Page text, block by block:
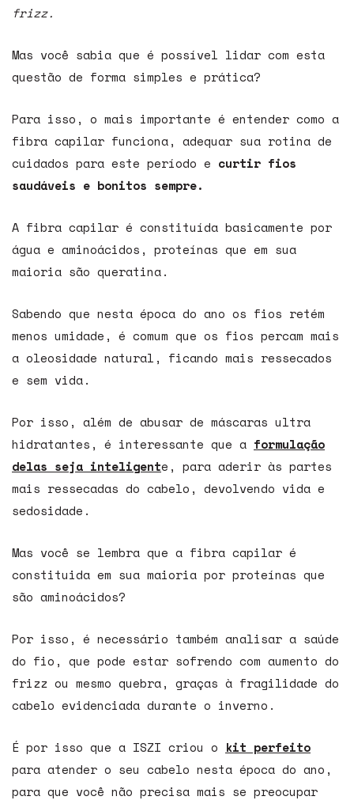
frizz.
Mas você sabia que é possível lidar com esta
questão de forma simples e prática?
Para isso, o mais importante é entender como a
fibra capilar funciona, adequar sua rotina de
cuidados para este período e curtir fios
saudáveis e bonitos sempre.
A fibra capilar é constituída basicamente por
água e aminoácidos, proteínas que em sua
maioria são queratina.
Sabendo que nesta época do ano os fios retém
menos umidade, é comum que os fios percam mais
a oleosidade natural, ficando mais ressecados
e sem vida.
Por isso, além de abusar de máscaras ultra
hidratantes, é interessante que a formulação
delas seja inteligente, para aderir às partes
mais ressecadas do cabelo, devolvendo vida e
sedosidade.
Mas você se lembra que a fibra capilar é
constituida em sua maioria por proteínas que
são aminoácidos?
Por isso, é necessário também analisar a saúde
do fio, que pode estar sofrendo com aumento do
frizz ou mesmo quebra, graças à fragilidade do
cabelo evidenciada durante o inverno.
É por isso que a ISZI criou o kit perfeito
para atender o seu cabelo nesta época do ano,
para que você não precisa mais se preocupar